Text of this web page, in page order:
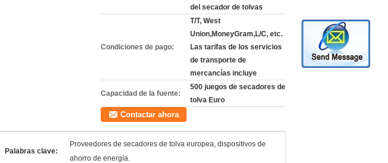
del secador de tolvas
Condiciones de pago:
T/T, West
Union,MoneyGram,L/C, etc.
Las tarifas de los servicios
de transporte de
mercancías incluye
Capacidad de la fuente:
500 juegos de secadores de
tolva Euro
Contactar ahora
Palabras clave:
Proveedores de secadores de tolva europea, dispositivos de
ahorro de energía.